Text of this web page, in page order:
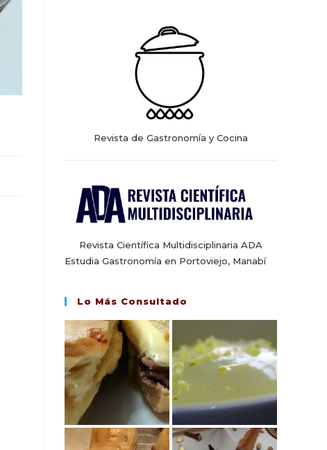
Revista de Gastronomía y Cocina
Revista Científica Multidisciplinaria ADA
Estudia Gastronomía en Portoviejo, Manabí
Lo Más Consultado